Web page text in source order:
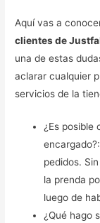
Aquí vas a
clientes de
una de estas
aclarar cualquier
servicios de la
¿Es posible
pedidos.
la prenda
luego de
¿Qué hago